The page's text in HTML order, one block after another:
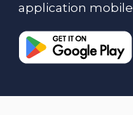
application mobile